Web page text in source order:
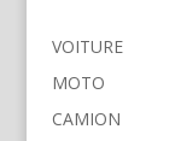
VOITURE
MOTO
CAMION